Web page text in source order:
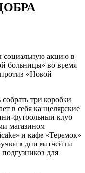
социальную акцию в
больницы» во время
«Новой
три коробки
в себя канцелярские
футбольный клуб
магазином
и кафе «Теремок»
в дни матчей на
для